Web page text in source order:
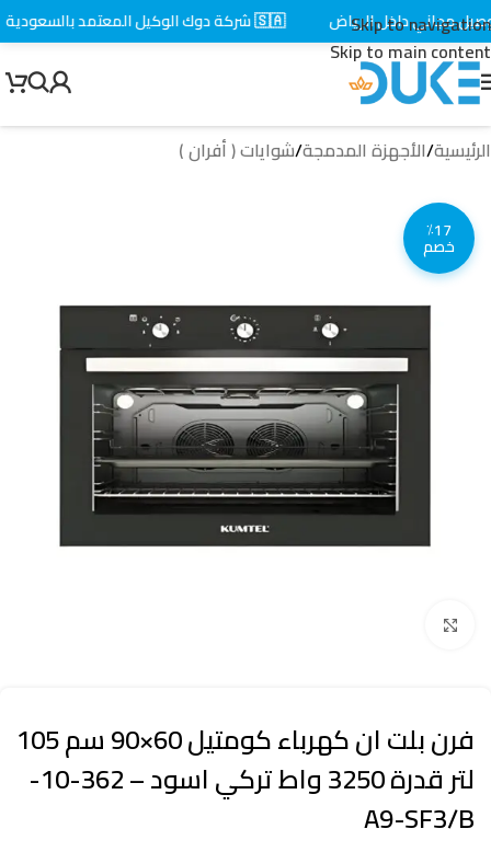
Skip to navigation
Skip to main content
الرئيسية/الأجهزة المدمجة/شوايات ( أفران )
٪17
خصم
فرن بلت ان كهرباء كومتيل 60×90 سم 105
لتر قدرة 3250 واط تركي اسود – 362-10-
A9-SF3/B
مجاني داخل الرياض 🇸🇦 شركة دوك الوكيل المعتمد بالسعودية